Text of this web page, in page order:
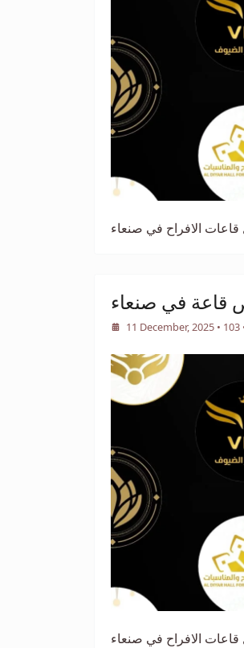
الافراح في صنعاء
قاعة في صنعاء
11 December, 2025 •
الافراح في صنعاء